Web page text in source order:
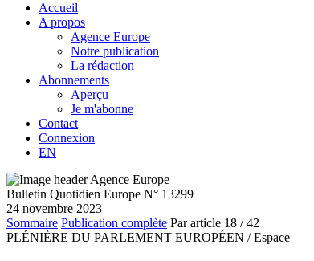
Accueil
A propos
Agence Europe
Notre publication
La rédaction
Abonnements
Aperçu
Je m'abonne
Contact
Connexion
EN
Bulletin Quotidien Europe N° 13299
24 novembre 2023
Sommaire Publication complète Par article 18 / 42
PLÉNIÈRE DU PARLEMENT EUROPÉEN / Espace